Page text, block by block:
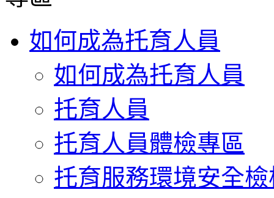
如何成為托育人員
如何成為托育人員
托育人員
托育人員體檢專區
托育服務環境安全